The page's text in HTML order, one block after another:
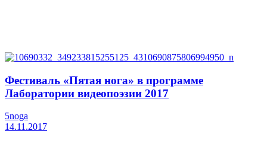
Фестиваль «Пятая нога» в программе
Лаборатории видеопоэзии 2017
5noga
14.11.2017